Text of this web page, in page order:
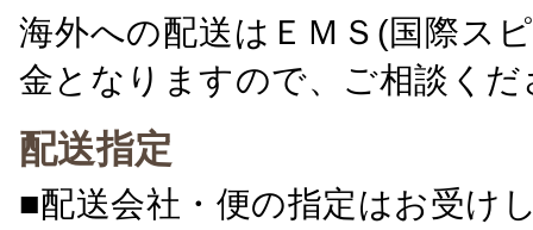
海外への配送はＥＭＳ(国際ス
金となりますので、ご相談くだ
配送指定
■配送会社・便の指定はお受け